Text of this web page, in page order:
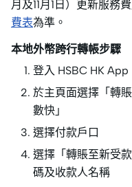
月及11月1日）更新服務
費表為準。
本地外幣跨行轉帳步驟
登入 HSBC HK App
於主頁面選擇「轉
數快」
選擇付款戶口
選擇「轉賬至新受
碼及收款人名稱